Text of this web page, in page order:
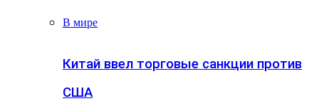
В мире
Китай ввел торговые санкции против
США